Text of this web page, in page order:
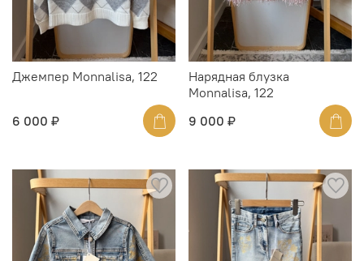
Джемпер Monnalisa, 122
6 000 ₽
Нарядная блузка
Monnalisa, 122
9 000 ₽